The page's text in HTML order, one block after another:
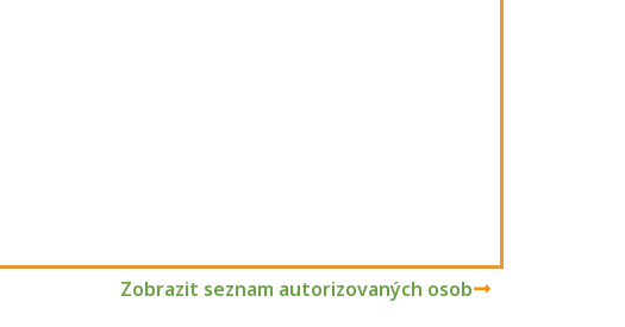
Zobrazit seznam autorizovaných osob